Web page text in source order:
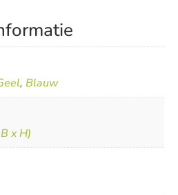
, Blauw
x H)